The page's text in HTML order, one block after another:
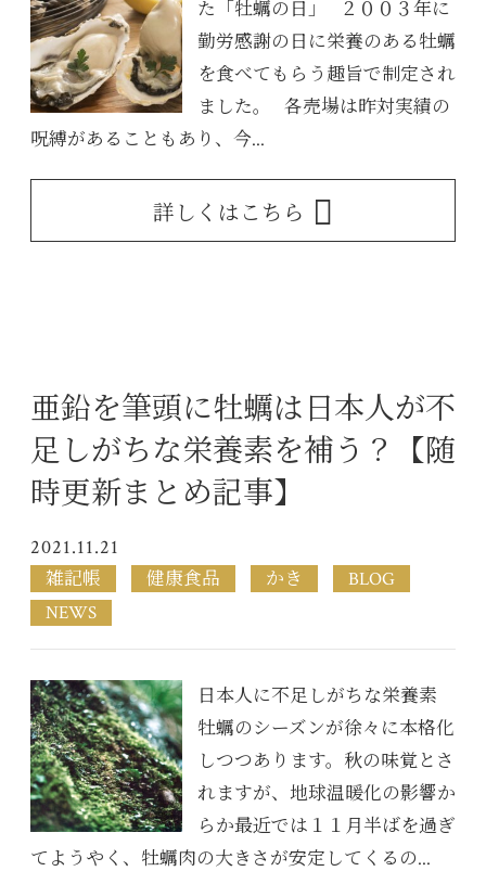
た「牡蠣の日」 ２００３年に
勤労感謝の日に栄養のある牡蠣
を食べてもらう趣旨で制定され
ました。 各売場は昨対実績の
呪縛があることもあり、今...
詳しくはこちら
亜鉛を筆頭に牡蠣は日本人が不
足しがちな栄養素を補う？【随
時更新まとめ記事】
2021.11.21
雑記帳 健康食品 かき
BLOG
NEWS
日本人に不足しがちな栄養素
牡蠣のシーズンが徐々に本格化
しつつあります。秋の味覚とさ
れますが、地球温暖化の影響か
らか最近では１１月半ばを過ぎ
てようやく、牡蠣肉の大きさが安定してくるの...